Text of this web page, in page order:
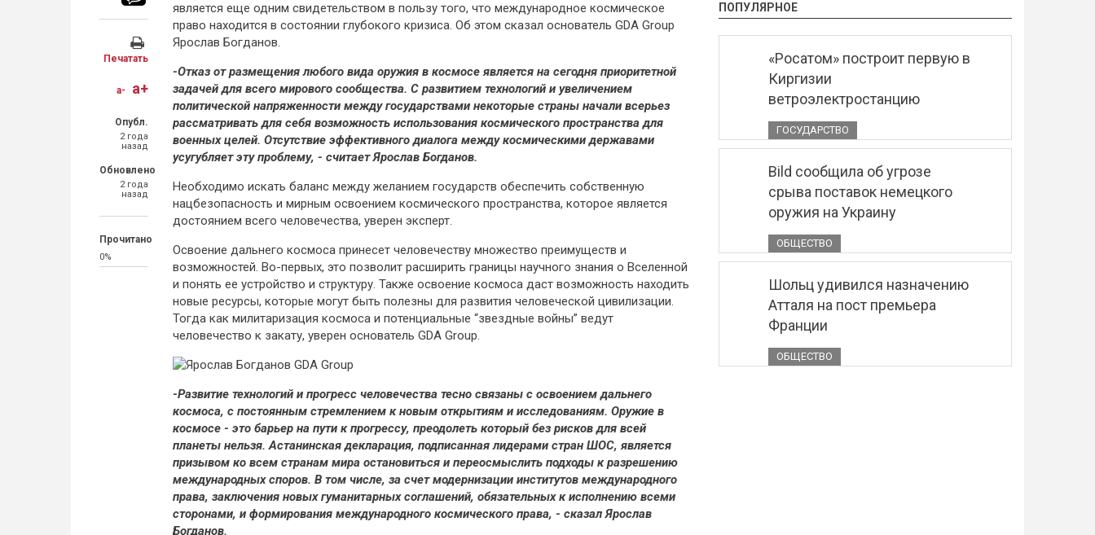
Печатать
a- a+
Опубл.
2 года
назад
Обновлено
2 года
назад
Прочитано
0%
является еще одним свидетельством в пользу того, что международное космическое
право находится в состоянии глубокого кризиса. Об этом сказал основатель GDA Group
Ярослав Богданов.
-Отказ от размещения любого вида оружия в космосе является на сегодня приоритетной
задачей для всего мирового сообщества. С развитием технологий и увеличением
политической напряженности между государствами некоторые страны начали всерьез
рассматривать для себя возможность использования космического пространства для
военных целей. Отсутствие эффективного диалога между космическими державами
усугубляет эту проблему, - считает Ярослав Богданов.
Необходимо искать баланс между желанием государств обеспечить собственную
нацбезопасность и мирным освоением космического пространства, которое является
достоянием всего человечества, уверен эксперт.
Освоение дальнего космоса принесет человечеству множество преимуществ и
возможностей. Во-первых, это позволит расширить границы научного знания о Вселенной
и понять ее устройство и структуру. Также освоение космоса даст возможность находить
новые ресурсы, которые могут быть полезны для развития человеческой цивилизации.
Тогда как милитаризация космоса и потенциальные “звездные войны” ведут
человечество к закату, уверен основатель GDA Group.
-Развитие технологий и прогресс человечества тесно связаны с освоением дальнего
космоса, с постоянным стремлением к новым открытиям и исследованиям. Оружие в
космосе - это барьер на пути к прогрессу, преодолеть который без рисков для всей
планеты нельзя. Астанинская декларация, подписанная лидерами стран ШОС, является
призывом ко всем странам мира остановиться и переосмыслить подходы к разрешению
международных споров. В том числе, за счет модернизации институтов международного
права, заключения новых гуманитарных соглашений, обязательных к исполнению всеми
сторонами, и формирования международного космического права, - сказал Ярослав
Богданов.
ПОПУЛЯРНОЕ
«Росатом» построит первую в
Киргизии
ветроэлектростанцию
ГОСУДАРСТВО
Bild сообщила об угрозе
срыва поставок немецкого
оружия на Украину
ОБЩЕСТВО
Шольц удивился назначению
Атталя на пост премьера
Франции
ОБЩЕСТВО